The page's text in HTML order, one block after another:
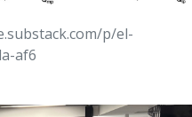
p/el-
af6